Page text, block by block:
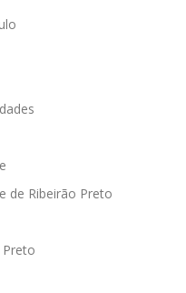
de Ribeirão Preto
Preto